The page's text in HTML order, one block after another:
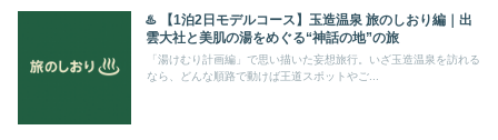
♨️ 【1泊2日モデルコース】玉造温泉 旅のしおり編｜出
雲大社と美肌の湯をめぐる“神話の地”の旅
「湯けむり計画編」で思い描いた妄想旅行。いざ玉造温泉を訪れる
なら、どんな順路で動けば王道スポットやご...